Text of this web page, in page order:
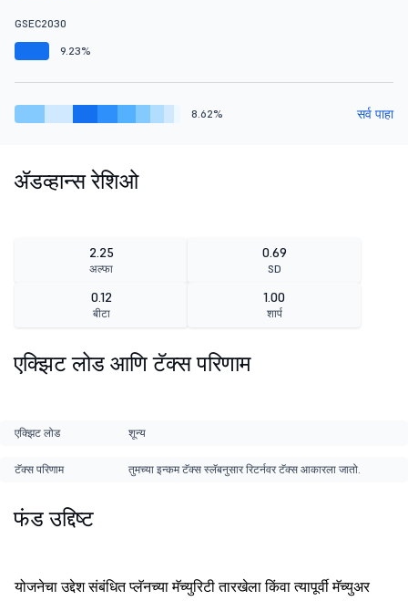
GSEC2030
9.23%
8.62% सर्व पाहा
ॲडव्हान्स रेशिओ
2.25
अल्फा
0.69
SD
0.12
बीटा
1.00
शार्प
एक्झिट लोड आणि टॅक्स परिणाम
एक्झिट लोड शून्य
टॅक्स परिणाम तुमच्या इन्कम टॅक्स स्लॅबनुसार रिटर्नवर टॅक्स आकारला जातो.
फंड उद्दिष्ट
योजनेचा उद्देश संबंधित प्लॅनच्या मॅच्युरिटी तारखेला किंवा त्यापूर्वी मॅच्युअर